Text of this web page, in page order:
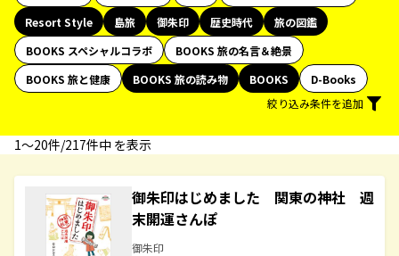
Resort Style
島旅 御朱印 歴史時代
旅の図鑑
BOOKS スペシャルコラボ
BOOKS 旅の名言＆絶景
BOOKS 旅と健康
BOOKS 旅の読み物 BOOKS
D-Books
絞り込み条件を追加
1〜20件/217件中 を表示
御朱印はじめました 関東の神社 週
末開運さんぽ
御朱印